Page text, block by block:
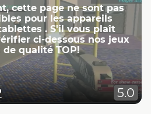
cette page ne ​​sont pas
pour les appareils
. S'il vous plaît
ci-dessous nos jeux
de qualité TOP!
5.0